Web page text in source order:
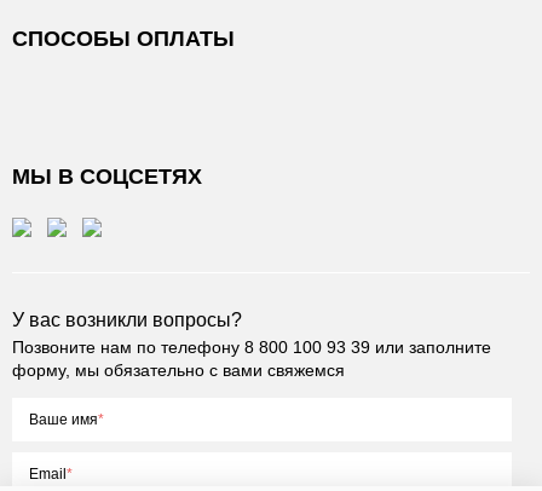
СПОСОБЫ ОПЛАТЫ
МЫ В СОЦСЕТЯХ
У вас возникли вопросы?
Позвоните нам по телефону 8 800 100 93 39 или заполните
форму, мы обязательно с вами свяжемся
Ваше имя
Email